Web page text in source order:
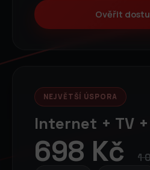
Ověřit
NEJVĚTŠÍ ÚSPORA
Internet + TV
698 Kč 1